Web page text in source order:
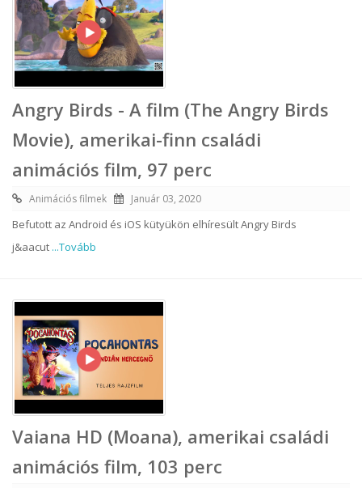
Angry Birds - A film (The Angry Birds
Movie), amerikai-finn családi
animációs film, 97 perc
Animációs filmek Január 03, 2020
Befutott az Android és iOS kütyükön elhíresült Angry Birds
j&aacut ...Tovább
Vaiana HD (Moana), amerikai családi
animációs film, 103 perc